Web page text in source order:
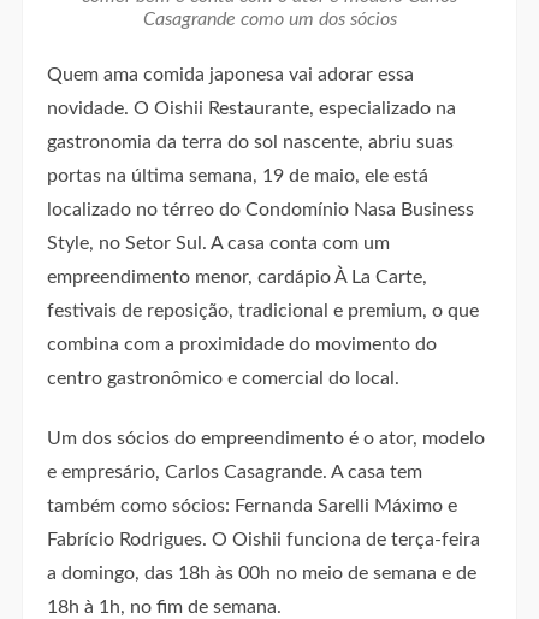
Casagrande como um dos sócios
Quem ama comida japonesa vai adorar essa
novidade. O Oishii Restaurante, especializado na
gastronomia da terra do sol nascente, abriu suas
portas na última semana, 19 de maio, ele está
localizado no térreo do Condomínio Nasa Business
Style, no Setor Sul. A casa conta com um
empreendimento menor, cardápio À La Carte,
festivais de reposição, tradicional e premium, o que
combina com a proximidade do movimento do
centro gastronômico e comercial do local.
Um dos sócios do empreendimento é o ator, modelo
e empresário, Carlos Casagrande. A casa tem
também como sócios: Fernanda Sarelli Máximo e
Fabrício Rodrigues. O Oishii funciona de terça-feira
a domingo, das 18h às 00h no meio de semana e de
18h à 1h, no fim de semana.